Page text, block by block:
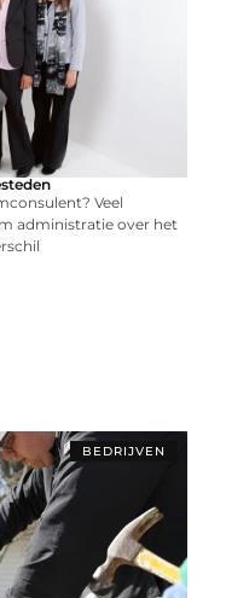
Veel
administratie over het
BEDRIJVEN